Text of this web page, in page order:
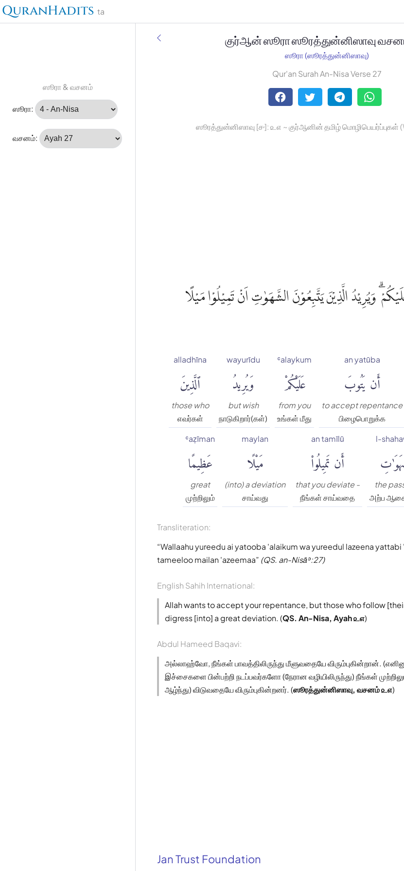
QuranHadits ta
ஸூரா & வசனம்
ஸூரா:
வசனம்:
குர்ஆன் ஸூரா ஸூரத்துன்னிஸாவு
ஸூரா (ஸூரத்துன்னிஸாவு)
Qur'an Surah An-Nisa Verse 27
ஸூரத்துன்னிஸாவு [௪]: ௨௭ ~ குர்ஆனின் தமிழ் மொழிபெயர்ப்புகள்
وَيُرِيْدُ الَّذِيْنَ يَتَّبِعُوْنَ الشَّهَوٰتِ اَنْ تَمِيْلُوْا مَيْلًا
an yatūba
أَن يَتُوبَ
to accept repentance
பிழைபொறுக்க
ʿalaykum
عَلَيْكُمْ
from you
உங்கள் மீது
wayurīdu
وَيُرِيدُ
but wish
நாடுகிறார்(கள்)
alladhīna
ٱلَّذِينَ
those who
எவர்கள்
l-
the
அற்ப
an tamīlū
أَن تَمِيلُوا۟
that you deviate -
நீங்கள் சாய்வதை
maylan
مَيْلًا
(into) a deviation
சாய்வது
ʿaẓīman
عَظِيمًا
great
முற்றிலும்
Transliteration:
Wallaahu yureedu ai yatooba 'alaikum wa yureedul lazeena yattabi
tameeloo mailan 'azeemaa (QS. an-Nisāʾ:27)
English Sahih International:
Allah wants to accept your repentance, but those who follow
digress [into] a great deviation. (QS. An-Nisa, Ayah ௨௭)
Abdul Hameed Baqavi:
அல்லாஹ்வோ, நீங்கள் பாவத்திலிருந்து மீளுவதையே விரும்புகின்றான்.
இச்சைகளை பின்பற்றி நடப்பவர்களோ (நேரான வழியிலிருந்து) நீங்கள்
ஆழ்ந்து) விடுவதையே விரும்புகின்றனர். (ஸூரத்துன்னிஸாவு, வசனம் ௨௭)
Jan Trust Foundation